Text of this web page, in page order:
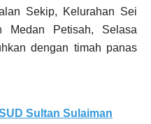
Sekip, Kelurahan Sei
Petisah, Selasa
dengan timah panas
Sultan Sulaiman